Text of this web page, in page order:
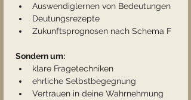
Auswendiglernen von Bedeutungen
Deutungsrezepte
Zukunftsprognosen nach Schema F
Sondern um:
klare Fragetechniken
ehrliche Selbstbegegnung
Vertrauen in deine Wahrnehmung